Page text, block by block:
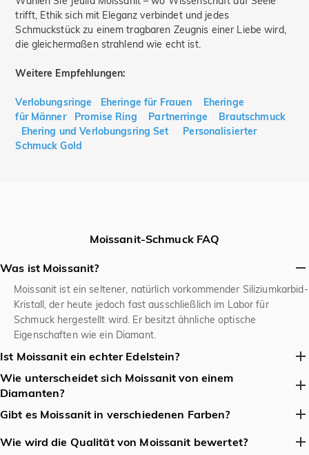
trifft, Ethik sich mit Eleganz verbindet und jedes
Schmuckstück zu einem tragbaren Zeugnis einer Liebe wird,
die gleichermaßen strahlend wie echt ist.
Weitere Empfehlungen:
Verlobungsringe Eheringe für Frauen
Eheringe
für Männer
Promise Ring Partnerringe
Brautschmuck
Ehering und Verlobungsring Set
Personalisierter
Schmuck Gold
Moissanit-Schmuck FAQ
Was ist Moissanit?
Moissanit ist ein seltener, natürlich vorkommender Siliziumkarbid-
Kristall, der heute jedoch fast ausschließlich im Labor für
Schmuck hergestellt wird. Er besitzt ähnliche optische
Eigenschaften wie ein Diamant.
Ist Moissanit ein echter Edelstein?
Ja, Moissanit ist ein echter (synthetischer) Edelstein mit eigenen
chemischen und physikalischen Eigenschaften. Er ist kein
Diamant-Imitat wie Zirkonia.
Wie unterscheidet sich Moissanit von einem
Diamanten?
Moissanit unterscheidet sich von Diamanten optisch durch sein
Doppelbrechung, physikalisch als Siliziumkarbid mit etwas
Gibt es Moissanit in verschiedenen Farben?
Ja, die häufigste und beliebteste Farbe ist farblos (D-F Diamant-
Äquivalent). Es gibt ihn auch in dezenten Tönen wie Hellgelb,
Wie wird die Qualität von Moissanit bewertet?